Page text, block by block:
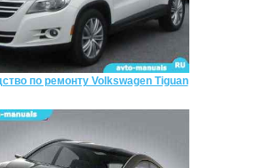
по ремонту Volkswagen Tiguan